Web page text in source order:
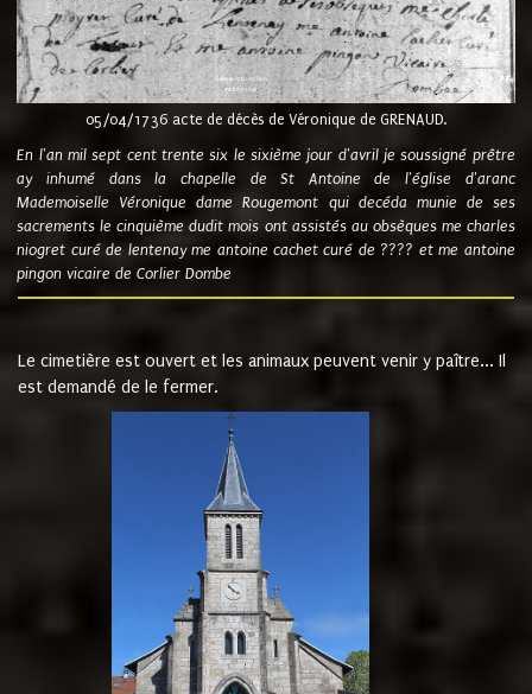
05/04/1736 acte de décès de Véronique de GRENAUD.
En l'an mil sept cent trente six le sixième jour d'avril je soussigné prêtre
ay inhumé dans la chapelle de St Antoine de l'église d'aranc
Mademoiselle Véronique dame Rougemont qui decéda munie de ses
sacrements le cinquième dudit mois ont assistés au obsèques me charles
niogret curé de lentenay me antoine cachet curé de ???? et me antoine
pingon vicaire de Corlier Dombe
Le cimetière est ouvert et les animaux peuvent venir y paître... Il
est demandé de le fermer.